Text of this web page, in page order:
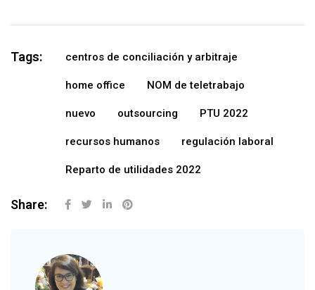
Tags: centros de conciliación y arbitraje
home office NOM de teletrabajo
nuevo outsourcing PTU 2022
recursos humanos regulación laboral
Reparto de utilidades 2022
Share: